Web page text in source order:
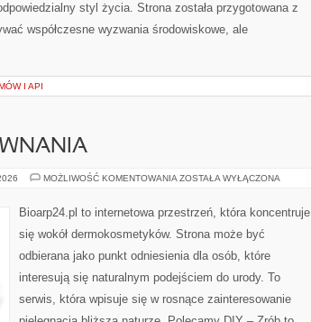
styl życia. Strona została przygotowana z
współczesne wyzwania środowiskowe, ale
I API
MOŻLIWOŚĆ KOMENTOWANIA RECENZJE
ZOSTAŁA WYŁĄCZONA
Bioarp24.pl to internetowa przestrzeń, która koncentruje
się wokół dermokosmetyków. Strona może być
odbierana jako punkt odniesienia dla osób, które
interesują się naturalnym podejściem do urody. To
serwis, która wpisuje się w rosnące zainteresowanie